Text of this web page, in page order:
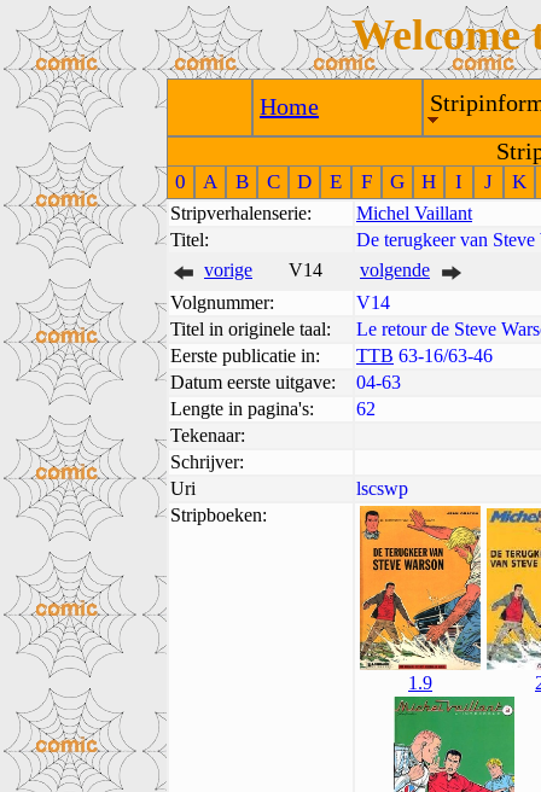
Welcome
Home
0 A B C D E F G H I J K
Stripverhalenserie:
Michel Vaillant
Titel:
De terugkeer van Steve
vorige
V14
volgende
Volgnummer:
V14
Titel in originele taal:
Le retour de Steve
Eerste publicatie in:
TTB 63-16/63-46
Datum eerste uitgave:
04-63
Lengte in pagina's:
62
Tekenaar:
Schrijver:
Uri
lscswp
Stripboeken:
1.9